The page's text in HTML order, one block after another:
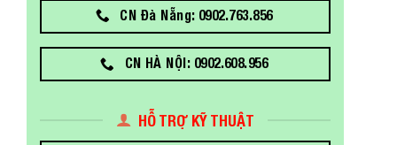
CN Đà Nẵng: 0902.763.856
CN HÀ NỘI: 0902.608.956
HỖ TRỢ KỸ THUẬT